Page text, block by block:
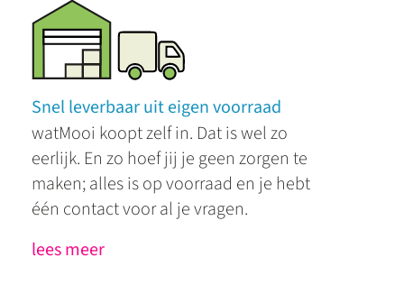
Snel leverbaar uit eigen voorraad
watMooi koopt zelf in. Dat is wel zo
eerlijk. En zo hoef jij je geen zorgen te
maken; alles is op voorraad en je hebt
één contact voor al je vragen.
lees meer